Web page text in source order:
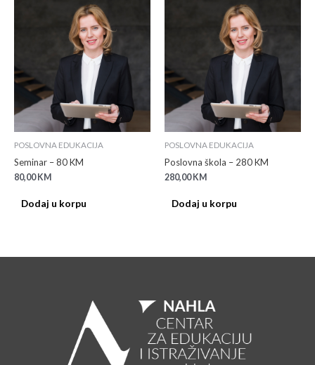
POSLOVNA EDUKACIJA
Seminar – 80 KM
80,00 KM
Dodaj u korpu
POSLOVNA EDUKACIJA
Poslovna škola – 280 KM
280,00 KM
Dodaj u korpu